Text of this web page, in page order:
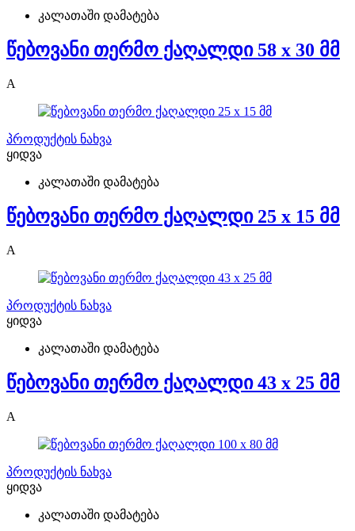
კალათაში დამატება
წებოვანი თერმო ქაღალდი 58 x 30 მმ
A
პროდუქტის ნახვა
ყიდვა
კალათაში დამატება
წებოვანი თერმო ქაღალდი 25 x 15 მმ
A
პროდუქტის ნახვა
ყიდვა
კალათაში დამატება
წებოვანი თერმო ქაღალდი 43 x 25 მმ
A
პროდუქტის ნახვა
ყიდვა
კალათაში დამატება